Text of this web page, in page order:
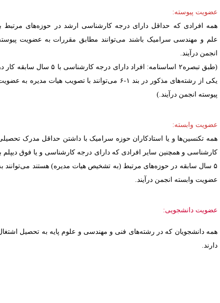
پیوسته:
افرادی که حداقل دارای درجه کارشناسی ارشد در حوزه های مرتبط با
و مهندسی سرامیک باشند می‌­توانند مطابق مقررات به عضویت پیوسته
درآیند.
تبصره۲ اساسنامه: افراد دارای درجه کارشناسی با ۵ سال سابقه کار در
یکی از رشته‌های مذکور در بند ۱-۶ می‌توانند با تصویب هیات مدیره به عضویت
انجمن درآیند.)
وابسته:
تکنسین­‌ها و یا استادکاران حوزه سرامیک با داشتن حداقل مدرک تحصیلی
و همچنین سایر افرادی که دارای درجه کارشناسی و یا فوق دیپلم با
۵ سال سابقه در حوزه­‌های مرتبط (به تشخیص هیات مدیره) هستند می­‌توانند به
وابسته انجمن درآیند.
دانشجویی:
دانشجویان که در رشته‌های فنی و مهندسی و علوم پایه به تحصیل اشتغال